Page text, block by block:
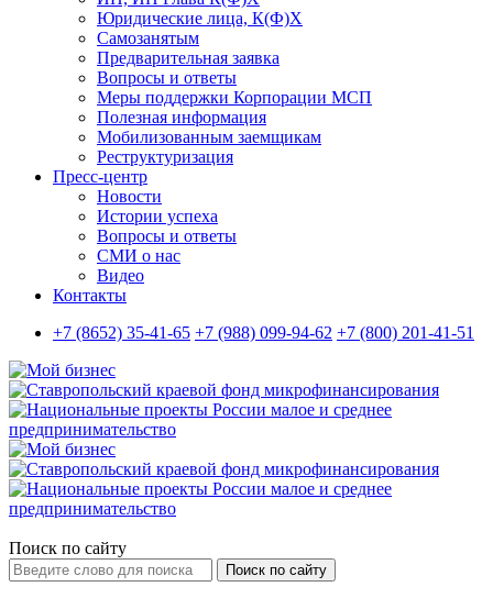
Юридические лица, К(Ф)Х
Самозанятым
Предварительная заявка
Вопросы и ответы
Меры поддержки Корпорации МСП
Полезная информация
Мобилизованным заемщикам
Реструктуризация
Пресс-центр
Новости
Истории успеха
Вопросы и ответы
СМИ о нас
Видео
Контакты
+7 (8652) 35-41-65 +7 (988) 099-94-62 +7 (800) 201-41-51
Поиск по сайту
Поиск по сайту